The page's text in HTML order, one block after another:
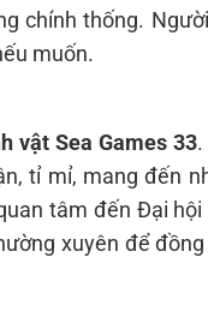
chính thống.
muốn.
vật Sea Games 33
tỉ mỉ, mang đến
tâm đến Đại
xuyên để